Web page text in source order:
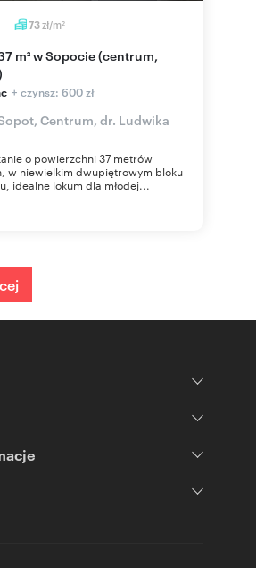
73zł/m2
+ czynsz: 600 zł
Centrum, dr. Ludwika
o powierzchni 37 metrów
w niewielkim dwupiętrowym bloku
idealne lokum dla młodej...